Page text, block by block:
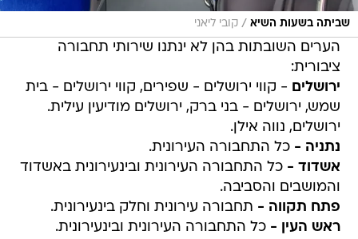
שביתה בשעות השיא / קובי ליאני
הערים השובתות בהן לא ינתנו שירותי תחבורה
ציבורית:
ירושלים - קווי ירושלים - שפירים, קווי ירושלים - בית
שמש, ירושלים - בני ברק, ירושלים מודיעין עילית.
ירושלים, נווה אילן.
נתניה - כל התחבורה העירונית.
אשדוד - כל התחבורה העירונית ובינעירונית באשדוד
והמושבים והסביבה.
פתח תקווה - תחבורה עירונית וחלק בינעירונית.
ראש העין - כל התחבורה העירונית ובינעירונית.